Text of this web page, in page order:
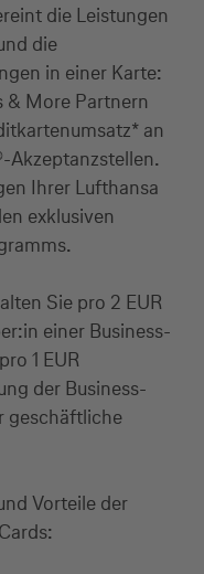
die Leistungen
die
in einer Karte:
& More Partnern
an
Akzeptanzstellen.
Ihrer Lufthansa
exklusiven
Sie pro 2 EUR
einer Business-
1 EUR
der Business-
geschäftliche
Vorteile der